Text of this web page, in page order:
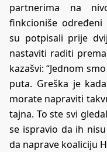
partnerima na
finkcioniše
su potpisali prije
nastaviti raditi
kazašvi: “Jednom
puta. Greška je
morate napraviti
tajna. To ste svi
se ispravio da ih
da naprave koaliciju